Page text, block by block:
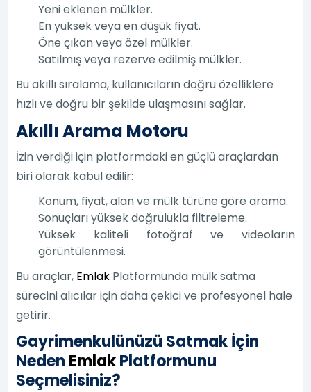
Yeni eklenen mülkler.
En yüksek veya en düşük fiyat.
Öne çıkan veya özel mülkler.
Satılmış veya rezerve edilmiş mülkler.
Bu akıllı sıralama, kullanıcıların doğru özelliklere
hızlı ve doğru bir şekilde ulaşmasını sağlar.
Akıllı Arama Motoru
İzin verdiği için platformdaki en güçlü araçlardan
biri olarak kabul edilir:
Konum, fiyat, alan ve mülk türüne göre arama.
Sonuçları yüksek doğrulukla filtreleme.
Yüksek kaliteli fotoğraf ve videoların
görüntülenmesi.
Bu araçlar, Emlak Platformunda mülk satma
sürecini alıcılar için daha çekici ve profesyonel hale
getirir.
Gayrimenkulünüzü Satmak İçin
Neden EmlakPlatformunu
Seçmelisiniz?